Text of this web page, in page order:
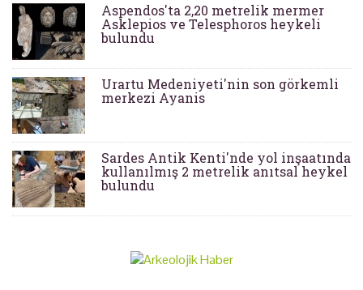
Aspendos'ta 2,20 metrelik mermer
Asklepios ve Telesphoros heykeli
bulundu
Urartu Medeniyeti'nin son görkemli
merkezi Ayanis
Sardes Antik Kenti'nde yol inşaatında
kullanılmış 2 metrelik anıtsal heykel
bulundu